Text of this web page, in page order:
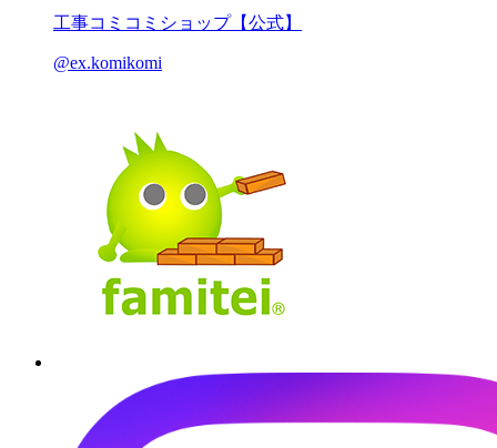
工事コミコミショップ【公式】
@ex.komikomi